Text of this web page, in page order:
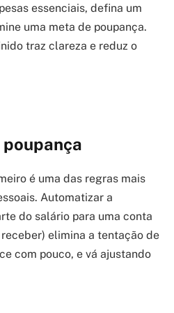
essenciais, defina um
uma meta de poupança.
traz clareza e reduz o
é uma das regras mais
Automatizar a
do salário para uma conta
elimina a tentação de
com pouco, e vá ajustando